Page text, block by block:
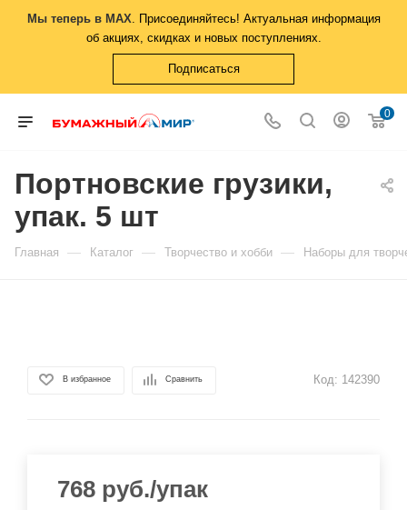
Мы теперь в MAX. Присоединяйтесь! Актуальная информация
об акциях, скидках и новых поступлениях.
Подписаться
0
Портновские грузики,
упак. 5 шт
Главная — Каталог — Творчество и хобби — Наборы для
В избранное Сравнить Код: 142390
768 руб./упак